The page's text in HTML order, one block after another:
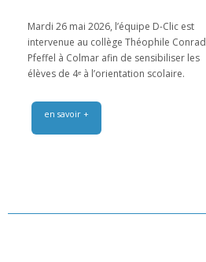
Mardi 26 mai 2026, l’équipe D-Clic est
intervenue au collège Théophile Conrad
Pfeffel à Colmar afin de sensibiliser les
élèves de 4ᵉ à l’orientation scolaire.
en savoir +